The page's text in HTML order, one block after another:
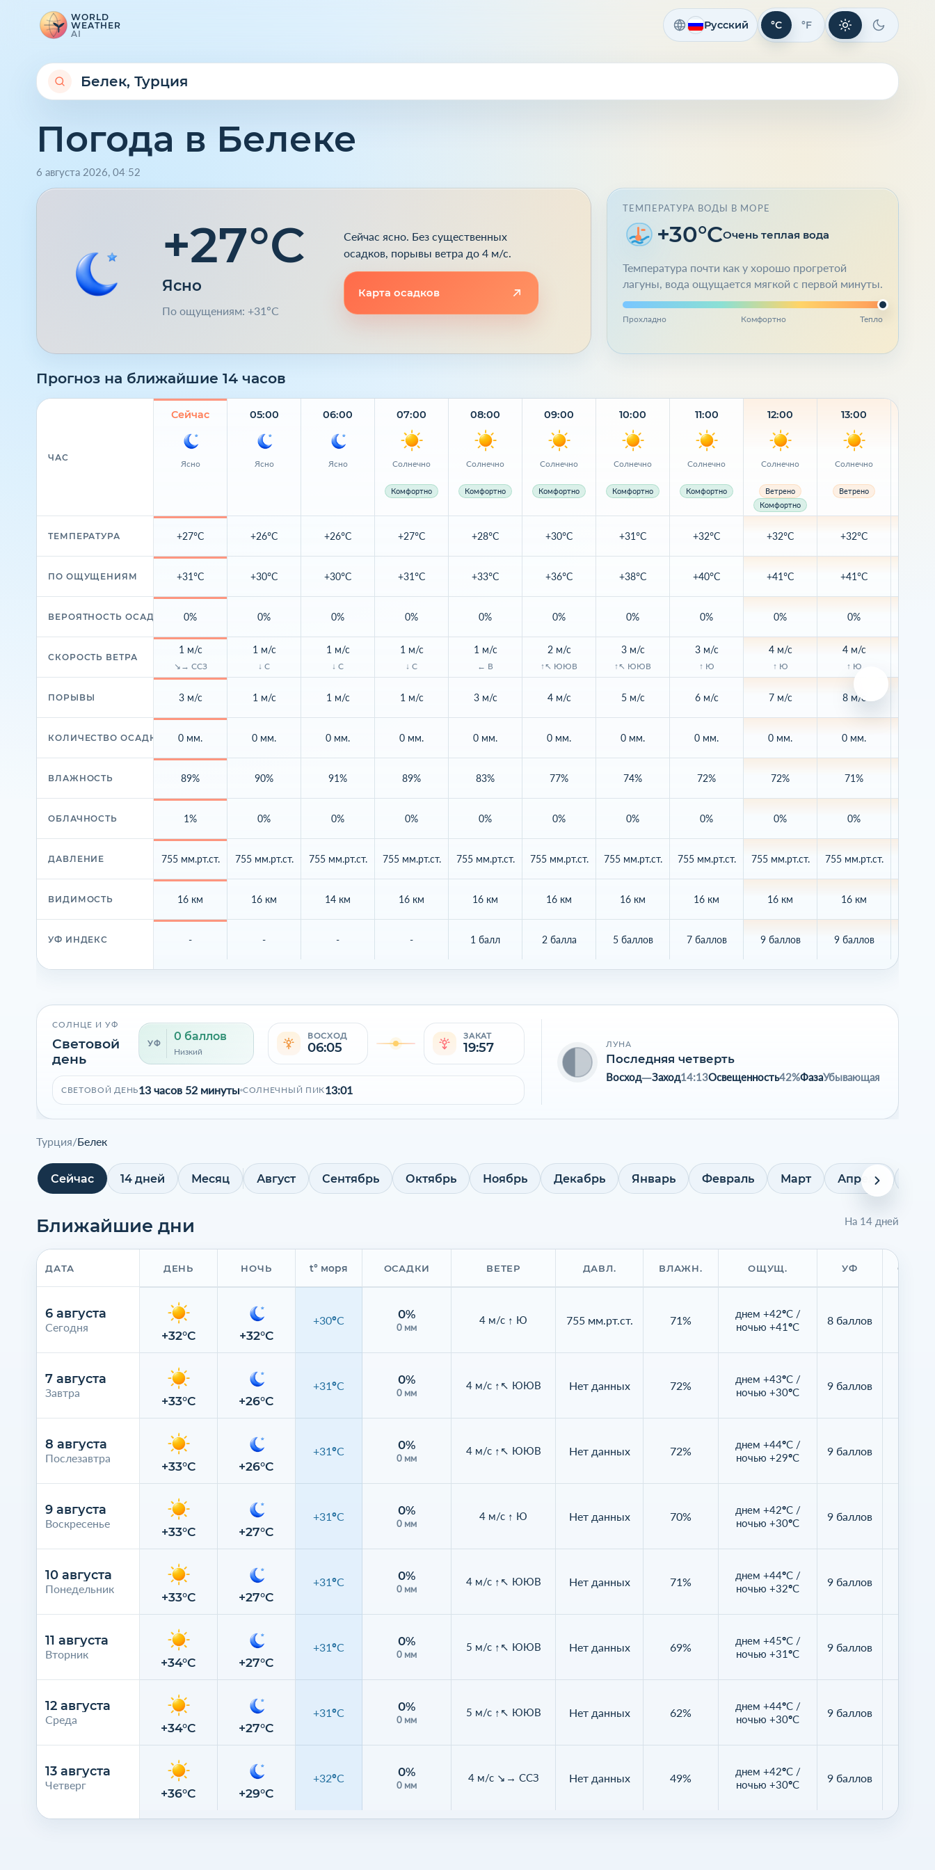
WORLD
WEATHER
AI
Русский °C °F Светлая тема
Темная
Погода в Белеке
6 августа 2026, 04 52
+27°C
Ясно
По ощущениям: +31°C
Сейчас ясно. Без существенных
осадков, порывы ветра до 4 м/с.
Карта осадков
ТЕМПЕРАТУРА ВОДЫ В МОРЕ
+30°CОчень теплая вода
Температура почти как у хорошо прогретой
лагуны, вода ощущается мягкой с первой минуты.
Прохладно Комфортно Тепло
Прогноз на ближайшие 14 часов
ЧАС
ТЕМПЕРАТУРА
ПО ОЩУЩЕНИЯМ
ВЕРОЯТНОСТЬ ОСАДКОВ
СКОРОСТЬ ВЕТРА
ПОРЫВЫ
КОЛИЧЕСТВО ОСАДКОВ
ВЛАЖНОСТЬ
ОБЛАЧНОСТЬ
ДАВЛЕНИЕ
ВИДИМОСТЬ
УФ ИНДЕКС
Сейчас
Ясно
+27°C
+31°C
0%
1 м/с
↘→ ССЗ
3 м/с
0 мм.
89%
1%
755 мм.рт.ст.
16 км
-
05:00
Ясно
+26°C
+30°C
0%
1 м/с
↓ С
1 м/с
0 мм.
90%
0%
755 мм.рт.ст.
16 км
-
06:00
Ясно
+26°C
+30°C
0%
1 м/с
↓ С
1 м/с
0 мм.
91%
0%
755 мм.рт.ст.
14 км
-
07:00
Солнечно
Комфортно
+27°C
+31°C
0%
1 м/с
↓ С
1 м/с
0 мм.
89%
0%
755 мм.рт.ст.
16 км
-
08:00
Солнечно
Комфортно
+28°C
+33°C
0%
1 м/с
← В
3 м/с
0 мм.
83%
0%
755 мм.рт.ст.
16 км
1 балл
09:00
Солнечно
Комфортно
+30°C
+36°C
0%
2 м/с
↑↖ ЮЮВ
4 м/с
0 мм.
77%
0%
755 мм.рт.ст.
16 км
2 балла
10:00
Солнечно
Комфортно
+31°C
+38°C
0%
3 м/с
↑↖ ЮЮВ
5 м/с
0 мм.
74%
0%
755 мм.рт.ст.
16 км
5 баллов
11:00
Солнечно
Комфортно
+32°C
+40°C
0%
3 м/с
↑ Ю
6 м/с
0 мм.
72%
0%
755 мм.рт.ст.
16 км
7 баллов
12:00
Солнечно
Ветрено
Комфортно
+32°C
+41°C
0%
4 м/с
↑ Ю
7 м/с
0 мм.
72%
0%
755 мм.рт.ст.
16 км
9 баллов
13:00
Солнечно
Ветрено
+32°C
+41°C
0%
4 м/с
↑ Ю
8 м/с
0 мм.
71%
0%
755 мм.рт.ст.
16 км
9 баллов
СОЛНЦЕ И УФ
Световой
день
УФ
0 баллов
Низкий
ВОСХОД
06:05
ЗАКАТ
19:57
СВЕТОВОЙ ДЕНЬ13 часов 52 минуты СОЛНЕЧНЫЙ ПИК13:01
ЛУНА
Последняя четверть
Восход—Заход14:13Освещенность42%ФазаУбывающая
Турция/Белек
Сейчас 14 дней Месяц Август Сентябрь Октябрь Ноябрь Декабрь Январь Февраль Март Апрель
Ближайшие дни На 14 дней
ДАТА
6 августа
Сегодня
7 августа
Завтра
8 августа
Послезавтра
9 августа
Воскресенье
10 августа
Понедельник
11 августа
Вторник
12 августа
Среда
13 августа
Четверг
ДЕНЬ НОЧЬ t° моря ОСАДКИ ВЕТЕР ДАВЛ. ВЛАЖН. ОЩУЩ. УФ
+32°C +32°C
+30°C 0%
0 мм
4 м/с ↑ Ю 755 мм.рт.ст. 71%
днем +42°C /
ночью +41°C
8 баллов
+33°C +26°C
+31°C 0%
0 мм
4 м/с ↑↖ ЮЮВ Нет данных 72%
днем +43°C /
ночью +30°C
9 баллов
+33°C +26°C
+31°C 0%
0 мм
4 м/с ↑↖ ЮЮВ Нет данных 72%
днем +44°C /
ночью +29°C
9 баллов
+33°C +27°C
+31°C 0%
0 мм
4 м/с ↑ Ю Нет данных 70%
днем +42°C /
ночью +30°C
9 баллов
+33°C +27°C
+31°C 0%
0 мм
4 м/с ↑↖ ЮЮВ Нет данных 71%
днем +44°C /
ночью +32°C
9 баллов
+34°C +27°C
+31°C 0%
0 мм
5 м/с ↑↖ ЮЮВ Нет данных 69%
днем +45°C /
ночью +31°C
9 баллов
+34°C +27°C
+31°C 0%
0 мм
5 м/с ↑↖ ЮЮВ Нет данных 62%
днем +44°C /
ночью +30°C
9 баллов
+36°C +29°C
+32°C 0%
0 мм
4 м/с ↘→ ССЗ Нет данных 49%
днем +42°C /
ночью +30°C
9 баллов